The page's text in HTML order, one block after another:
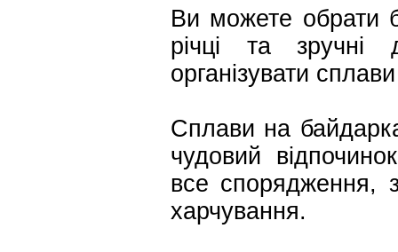
Ви можете обрати
річці та
організувати
Сплави на
чудовий
все спорядження,
харчування.